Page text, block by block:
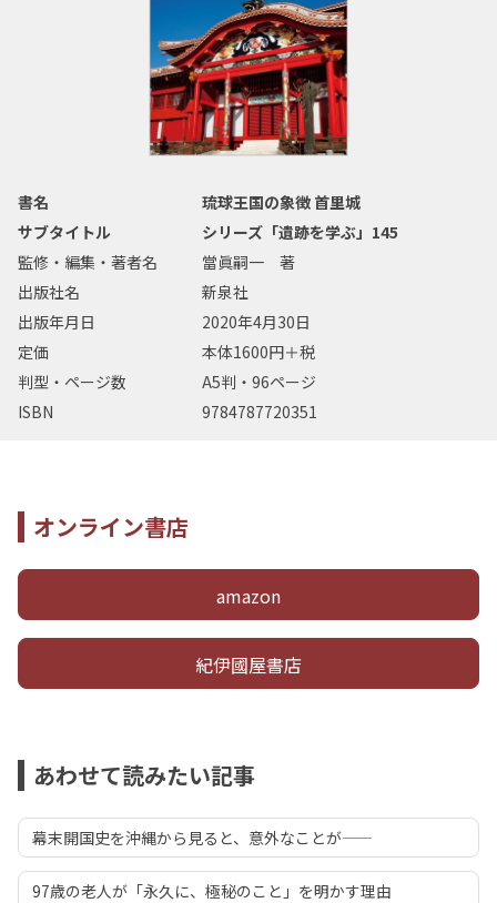
書名
琉球王国の象徴 首里城
サブタイトル
シリーズ「遺跡を学ぶ」145
監修・編集・著者名
當眞嗣一 著
出版社名
新泉社
出版年月日
2020年4月30日
定価
本体1600円＋税
判型・ページ数
A5判・96ページ
ISBN
9784787720351
オンライン書店
amazon
紀伊國屋書店
あわせて読みたい記事
幕末開国史を沖縄から見ると、意外なことが――
97歳の老人が「永久に、極秘のこと」を明かす理由